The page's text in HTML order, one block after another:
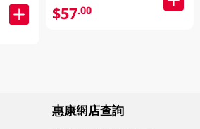
$57.00
惠康網店查詢